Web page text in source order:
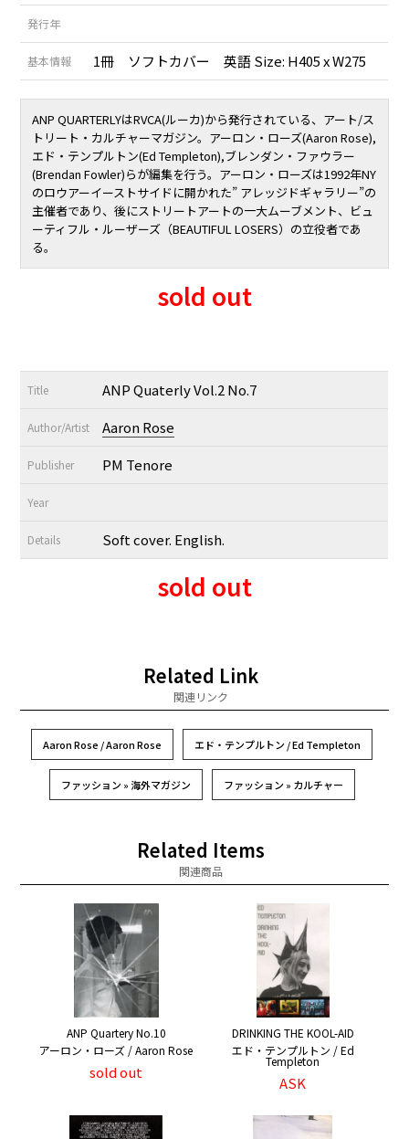
発行年
基本情報 1冊 ソフトカバー 英語 Size: H405 x W275
ANP QUARTERLYはRVCA(ルーカ)から発行されている、アート/ス
トリート・カルチャーマガジン。アーロン・ローズ(Aaron Rose),
エド・テンプルトン(Ed Templeton),ブレンダン・ファウラー
(Brendan Fowler)らが編集を行う。アーロン・ローズは1992年NY
のロウアーイーストサイドに開かれた” アレッジドギャラリー”の
主催者であり、後にストリートアートの一大ムーブメント、ビュ
ーティフル・ルーザーズ（BEAUTIFUL LOSERS）の立役者であ
る。
sold out
Title ANP Quaterly Vol.2 No.7
Author/Artist Aaron Rose
Publisher PM Tenore
Year
Details Soft cover. English.
sold out
Related Link
関連リンク
Aaron Rose / Aaron Rose エド・テンプルトン / Ed Templeton
ファッション » 海外マガジン ファッション » カルチャー
Related Items
関連商品
ANP Quartery No.10
アーロン・ローズ / Aaron Rose
sold out
DRINKING THE KOOL-AID
エド・テンプルトン / Ed
Templeton
ASK